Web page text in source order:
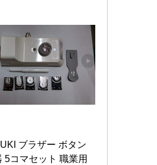
ブラザー ボタン
5コマセット 職業用